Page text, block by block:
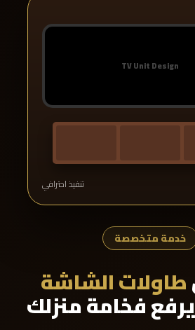
خدمة متخصصة
طاولات الشاشة
فخامة منزلك
تنفيذ احترافي